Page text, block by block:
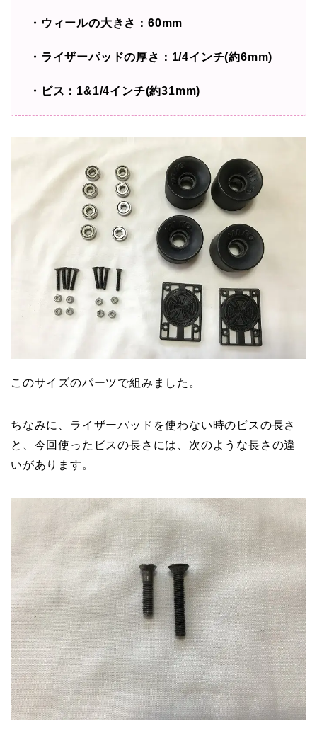
・ウィールの大きさ：60mm
・ライザーパッドの厚さ：1/4インチ(約6mm)
・ビス：1&1/4インチ(約31mm)
このサイズのパーツで組みました。
ちなみに、ライザーパッドを使わない時のビスの長さ
と、今回使ったビスの長さには、次のような長さの違
いがあります。